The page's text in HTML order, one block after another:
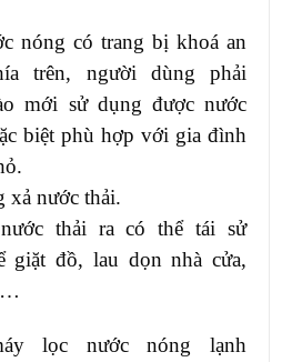
nóng có trang bị khoá an
trên, người dùng phải
mới sử dụng được nước
biệt phù hợp với gia đình
xả nước thải.
thải ra có thể tái sử
giặt đồ, lau dọn nhà cửa,
lọc nước nóng lạnh